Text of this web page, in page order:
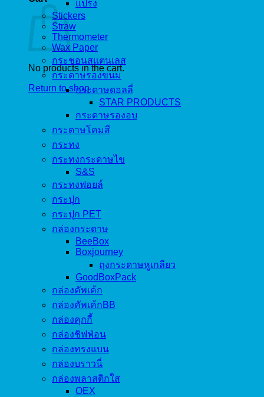
No products in the cart.
Return to shop
แปรง
Stickers
Straw
Thermometer
Wax Paper
กระชอนสแตนเลส
กระดาษรองขนม
กระดาษดอลลี่
STAR PRODUCTS
กระดาษรองอบ
กระดาษโคมสี
กระทง
กระทงกระดาษไข
S&S
กระทงฟอยล์
กระปุก
กระปุก PET
กล่องกระดาษ
BeeBox
Boxjourney
ถุงกระดาษหูเกลียว
GoodBoxPack
กล่องคัพเค้ก
กล่องคัพเค้กBB
กล่องคุกกี้
กล่องชิฟฟ่อน
กล่องทรงแบน
กล่องบราวนี่
กล่องพลาสติกใส
OEX